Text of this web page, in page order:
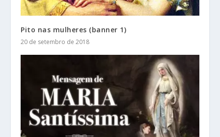
Pito nas mulheres (banner 1)
20 de setembro de 2018